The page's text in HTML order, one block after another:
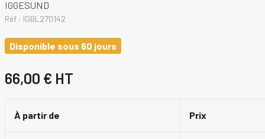
IGGESUND
Réf : IGBL270142
Disponible sous 60 jours
66,00 € HT
À partir de Prix